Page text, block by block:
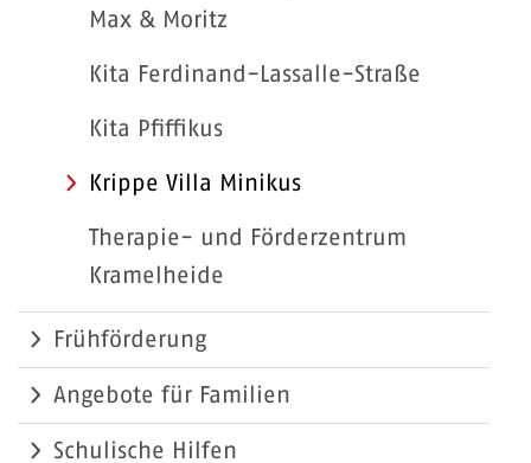
Max & Moritz
Kita Ferdinand-Lassalle-Straße
Kita Pfiffikus
Krippe Villa Minikus
Therapie- und Förderzentrum
Kramelheide
Frühförderung
Angebote für Familien
Schulische Hilfen